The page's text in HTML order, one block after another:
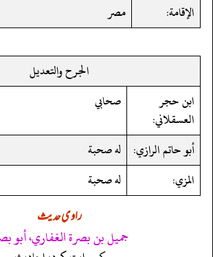
الإقامة:
مصر
الجرح والتعديل
ابن حجر
العسقلاني:
صحابي
أبو حاتم الرازي: له صحبة
المزي:
له صحبة
راوی حدیث
جميل بن بصرة الغفاري، أبو